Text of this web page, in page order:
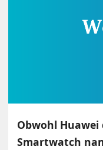
Obwohl Huawei
Smartwatch